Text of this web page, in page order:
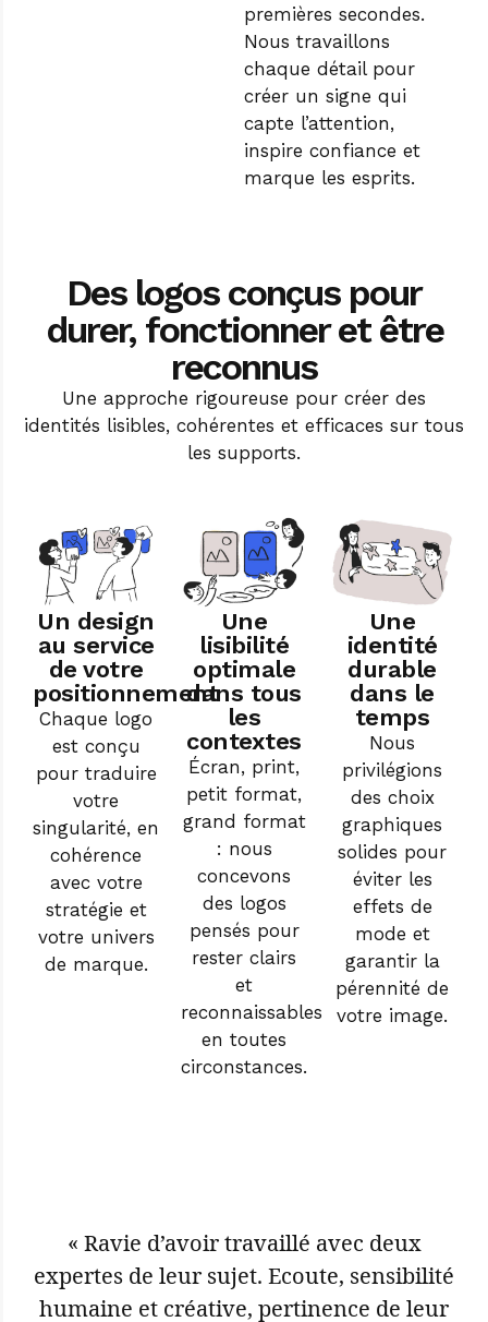
premières secondes.
Nous travaillons
chaque détail pour
créer un signe qui
capte l’attention,
inspire confiance et
marque les esprits.
Des logos conçus pour
durer, fonctionner et être
reconnus
Une approche rigoureuse pour créer des
identités lisibles, cohérentes et efficaces sur tous
les supports.
Un design
au service
de votre
positionnement
Chaque logo
est conçu
pour traduire
votre
singularité, en
cohérence
avec votre
stratégie et
votre univers
de marque.
Une
lisibilité
optimale
dans tous
les
contextes
Écran, print,
petit format,
grand format
: nous
concevons
des logos
pensés pour
rester clairs
et
reconnaissables
en toutes
circonstances.
Une
identité
durable
dans le
temps
Nous
privilégions
des choix
graphiques
solides pour
éviter les
effets de
mode et
garantir la
pérennité de
votre image.
« Ravie d’avoir travaillé avec deux
expertes de leur sujet. Ecoute, sensibilité
humaine et créative, pertinence de leur